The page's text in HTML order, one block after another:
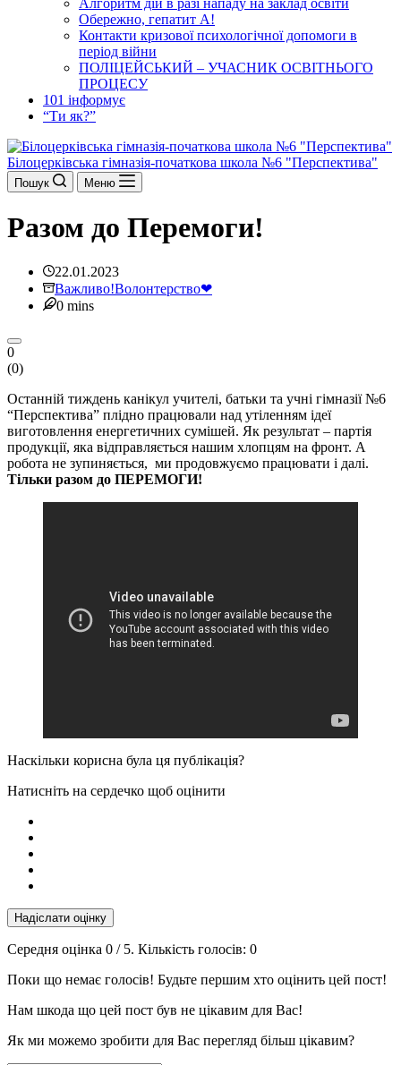
Алгоритм дій в разі нападу на заклад освіти
Обережно, гепатит А!
Контакти кризової психологічної допомоги в
період війни
ПОЛІЦЕЙСЬКИЙ – УЧАСНИК ОСВІТНЬОГО
ПРОЦЕСУ
101 інформує
“Ти як?”
Білоцерківська гімназія-початкова школа №6 "Перспектива"
Пошук Меню
Разом до Перемоги!
22.01.2023
Важливо!Волонтерство❤
0 mins
0
(0)
Останній тиждень канікул учителі, батьки та учні гімназії №6
“Перспектива” плідно працювали над утіленням ідеї
виготовлення енергетичних сумішей. Як результат – партія
продукції, яка відправляється нашим хлопцям на фронт. А
робота не зупиняється, ми продовжуємо працювати і далі.
Тільки разом до ПЕРЕМОГИ!
Наскільки корисна була ця публікація?
Натисніть на сердечко щоб оцінити
Надіслати оцінку
Середня оцінка 0 / 5. Кількість голосів: 0
Поки що немає голосів! Будьте першим хто оцінить цей пост!
Нам шкода що цей пост був не цікавим для Вас!
Як ми можемо зробити для Вас перегляд більш цікавим?